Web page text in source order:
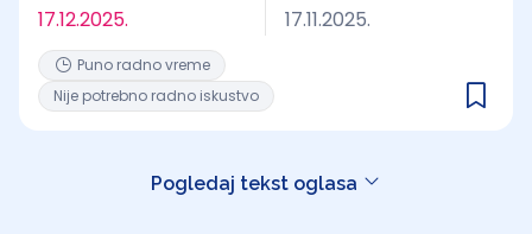
17.12.2025. 17.11.2025.
Puno radno vreme
Nije potrebno radno iskustvo
Pogledaj tekst oglasa